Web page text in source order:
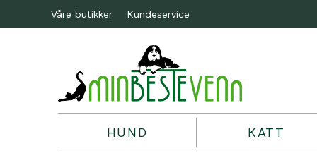
Våre butikker Kundeservice
HUND KATT